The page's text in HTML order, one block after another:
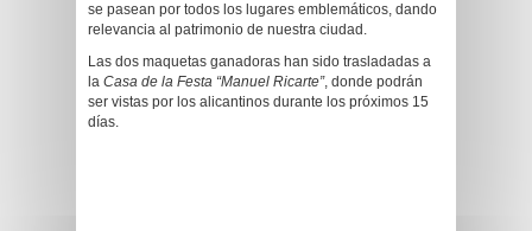
se pasean por todos los lugares emblemáticos, dando
relevancia al patrimonio de nuestra ciudad.
Las dos maquetas ganadoras han sido trasladadas a
la Casa de la Festa “Manuel Ricarte”, donde podrán
ser vistas por los alicantinos durante los próximos 15
días.